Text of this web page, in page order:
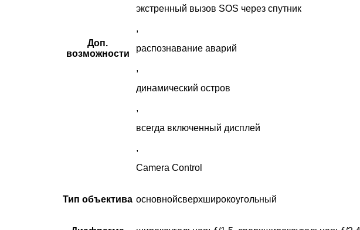
Доп.
возможности
экстренный вызов SOS через спутник
,
распознавание аварий
,
динамический остров
,
всегда включенный дисплей
,
Camera Control
Тип объектива основнойсверхширокоугольный